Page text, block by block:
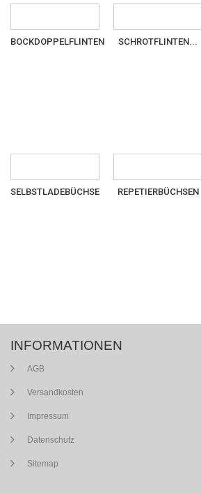
BOCKDOPPELFLINTEN SCHROTFLINTEN...
SELBSTLADEBÜCHSE REPETIERBÜCHSEN
INFORMATIONEN
AGB
Versandkosten
Impressum
Datenschutz
Sitemap